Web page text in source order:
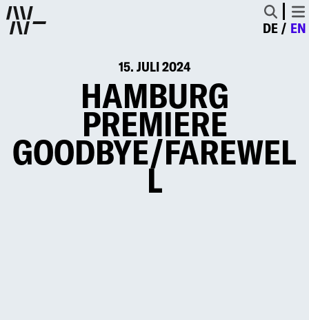
DE EN
15. JULI 2024
HAMBURG
PREMIERE
GOODBYE/FAREWEL
L